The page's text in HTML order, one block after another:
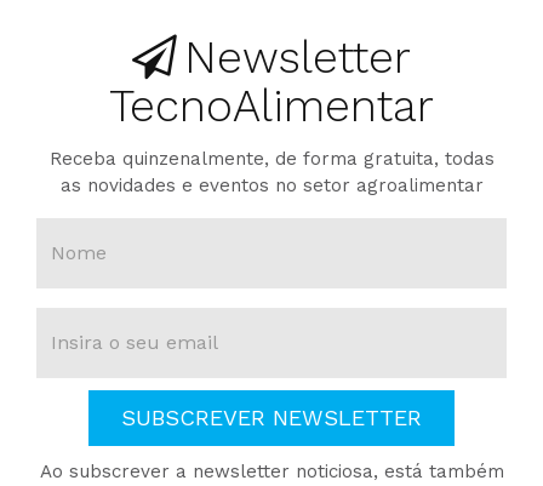
Newsletter
TecnoAlimentar
Receba quinzenalmente, de forma gratuita, todas
as novidades e eventos no setor agroalimentar
SUBSCREVER NEWSLETTER
Ao subscrever a newsletter noticiosa, está também